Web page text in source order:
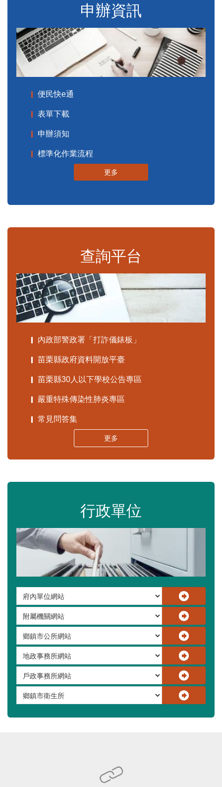
申辦資訊
便民快e通
表單下載
申辦須知
標準化作業流程
更多
查詢平台
內政部警政署「打詐儀錶板」
苗栗縣政府資料開放平臺
苗栗縣30人以下學校公告專區
嚴重特殊傳染性肺炎專區
常見問答集
更多
行政單位